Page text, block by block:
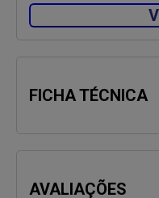
O controle eletrônico
energia em dias mais
Ideal para residências
temperatura
FICHA TÉCNICA
AVALIAÇÕES